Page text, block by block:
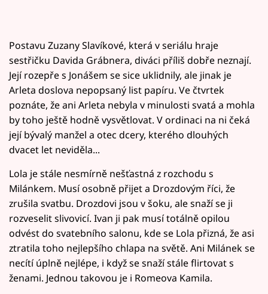
Postavu Zuzany Slavíkové, která v seriálu hraje
sestřičku Davida Grábnera, diváci příliš dobře neznají.
Její rozepře s Jonášem se sice uklidnily, ale jinak je
Arleta doslova nepopsaný list papíru. Ve čtvrtek
poznáte, že ani Arleta nebyla v minulosti svatá a mohla
by toho ještě hodně vysvětlovat. V ordinaci na ni čeká
její bývalý manžel a otec dcery, kterého dlouhých
dvacet let neviděla...
Lola je stále nesmírně nešťastná z rozchodu s
Milánkem. Musí osobně přijet a Drozdovým říci, že
zrušila svatbu. Drozdovi jsou v šoku, ale snaží se ji
rozveselit slivovicí. Ivan ji pak musí totálně opilou
odvést do svatebního salonu, kde se Lola přizná, že asi
ztratila toho nejlepšího chlapa na světě. Ani Milánek se
necítí úplně nejlépe, i když se snaží stále flirtovat s
ženami. Jednou takovou je i Romeova Kamila.